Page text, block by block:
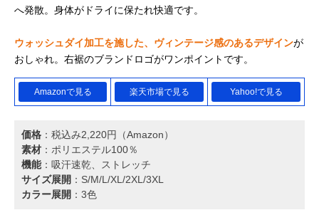
へ発散。身体がドライに保たれ快適です。
ウォッシュダイ加工を施した、ヴィンテージ感のあるデザインが
おしゃれ。右裾のブランドロゴがワンポイントです。
Amazonで見る 楽天市場で見る Yahoo!で見る
価格 ：税込み2,220円（Amazon）
素材 ：ポリエステル100％
機能：吸汗速乾、ストレッチ
サイズ展開 ：S/M/L/XL/2XL/3XL
カラー展開 ：3色